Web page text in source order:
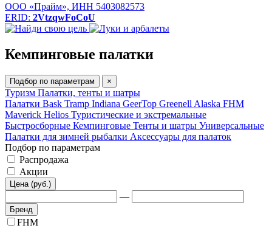
ООО «Прайм», ИНН 5403082573
ERID: 2VtzqwFoCoU
Кемпинговые палатки
Подбор по параметрам ×
Туризм Палатки, тенты и шатры
Палатки Bask Tramp Indiana GeerTop Greenell Alaska FHM
Maverick Helios Туристические и экстремальные
Быстросборные Кемпинговые Тенты и шатры Универсальные
Палатки для зимней рыбалки Аксессуары для палаток
Подбор по параметрам
Распродажа
Акции
Цена (руб.)
—
Бренд
FHM